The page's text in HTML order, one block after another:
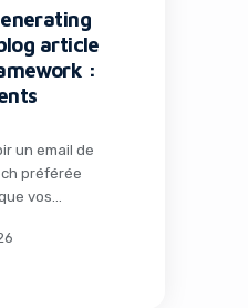
article
:
un email de
préférée
vos
ce qui
clients de